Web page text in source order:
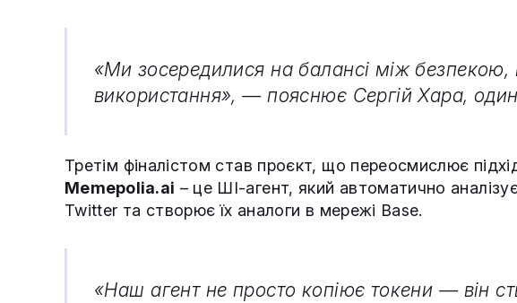
«Ми зосередилися на балансі між безпекою,
використання», — пояснює Сергій Хара, один
Третім фіналістом став проєкт, що переосмислює
Memepolia.ai – це ШІ-агент, який автоматично
Twitter та створює їх аналоги в мережі Base.
«Наш агент не просто копіює токени — він